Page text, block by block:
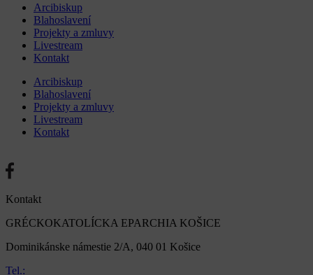
Arcibiskup
Blahoslavení
Projekty a zmluvy
Livestream
Kontakt
Arcibiskup
Blahoslavení
Projekty a zmluvy
Livestream
Kontakt
Kontakt
GRÉCKOKATOLÍCKA EPARCHIA KOŠICE
Dominikánske námestie 2/A, 040 01 Košice
Tel.: